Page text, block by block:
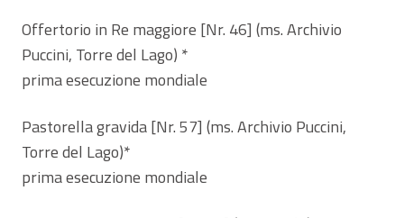
Offertorio in Re maggiore [Nr. 46] (ms. Archivio
Puccini, Torre del Lago) *
prima esecuzione mondiale
Pastorella gravida [Nr. 57] (ms. Archivio Puccini,
Torre del Lago)*
prima esecuzione mondiale